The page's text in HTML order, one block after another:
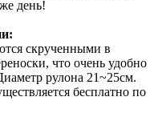
день!
скрученными в
что очень удобно
рулона 21~25см.
бесплатно по